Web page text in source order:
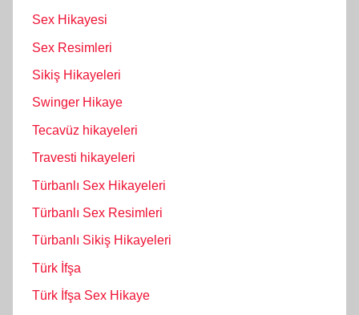
Sex Hikayesi
Sex Resimleri
Sikiş Hikayeleri
Swinger Hikaye
Tecavüz hikayeleri
Travesti hikayeleri
Türbanlı Sex Hikayeleri
Türbanlı Sex Resimleri
Türbanlı Sikiş Hikayeleri
Türk İfşa
Türk İfşa Sex Hikaye